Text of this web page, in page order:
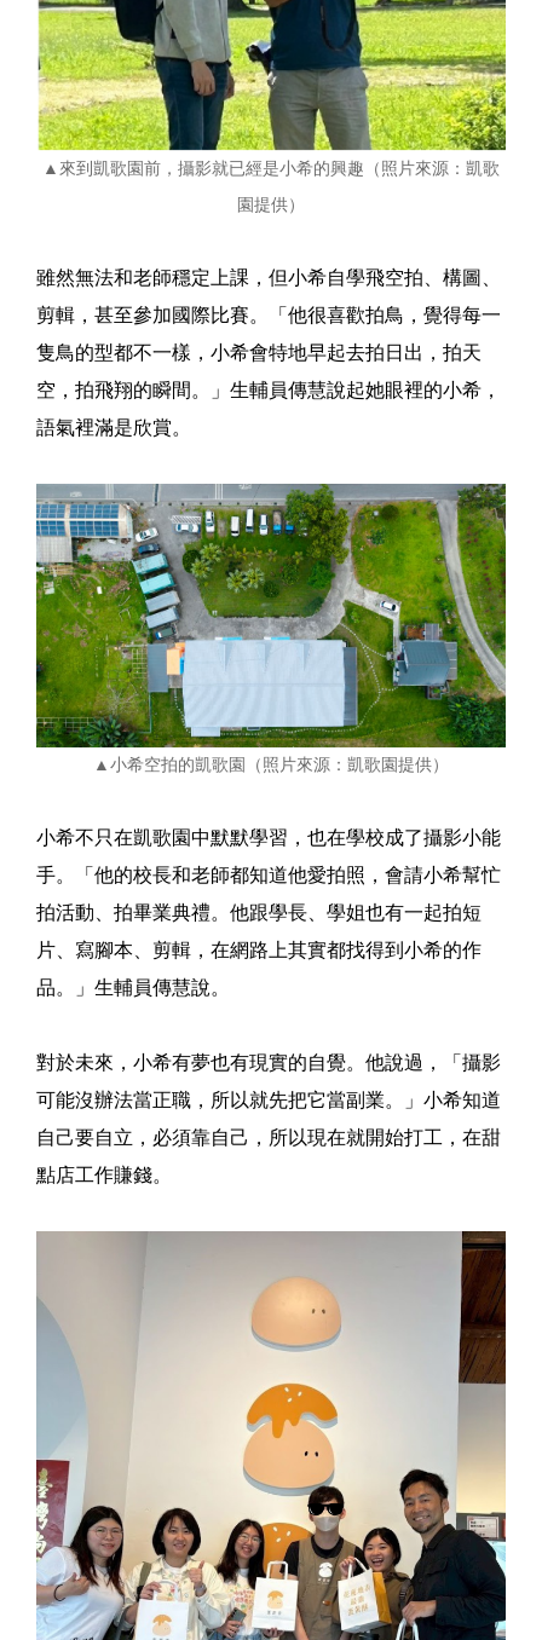
▲來到凱歌園前，攝影就已經是小希的興趣（照片來源：凱歌
園提供）
雖然無法和老師穩定上課，但小希自學飛空拍、構圖、
剪輯，甚至參加國際比賽。「他很喜歡拍鳥，覺得每一
隻鳥的型都不一樣，小希會特地早起去拍日出，拍天
空，拍飛翔的瞬間。」生輔員傳慧說起她眼裡的小希，
語氣裡滿是欣賞。
▲小希空拍的凱歌園（照片來源：凱歌園提供）
小希不只在凱歌園中默默學習，也在學校成了攝影小能
手。「他的校長和老師都知道他愛拍照，會請小希幫忙
拍活動、拍畢業典禮。他跟學長、學姐也有一起拍短
片、寫腳本、剪輯，在網路上其實都找得到小希的作
品。」生輔員傳慧說。
對於未來，小希有夢也有現實的自覺。他說過，「攝影
可能沒辦法當正職，所以就先把它當副業。」小希知道
自己要自立，必須靠自己，所以現在就開始打工，在甜
點店工作賺錢。